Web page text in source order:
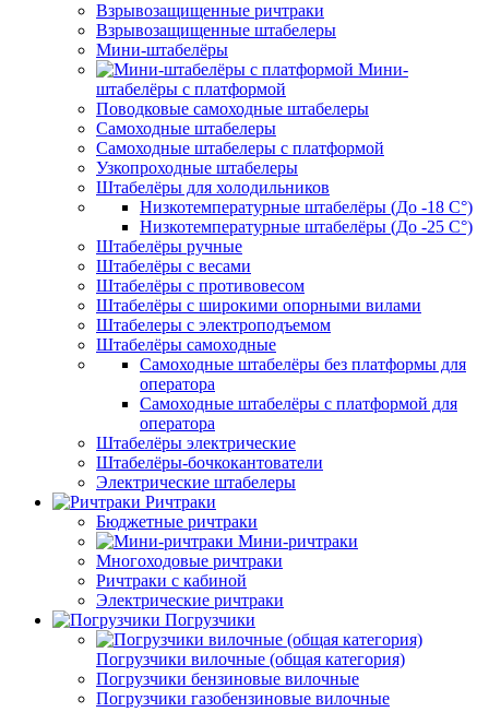
Взрывозащищенные ричтраки
Взрывозащищенные штабелеры
Мини-штабелёры
Мини-
штабелёры с платформой
Поводковые самоходные штабелеры
Самоходные штабелеры
Самоходные штабелеры с платформой
Узкопроходные штабелеры
Штабелёры для холодильников
Низкотемпературные штабелёры (До -18 C°)
Низкотемпературные штабелёры (До -25 C°)
Штабелёры ручные
Штабелёры с весами
Штабелёры с противовесом
Штабелёры с широкими опорными вилами
Штабелеры с электроподъемом
Штабелёры самоходные
Самоходные штабелёры без платформы для
оператора
Самоходные штабелёры с платформой для
оператора
Штабелёры электрические
Штабелёры-бочкокантователи
Электрические штабелеры
Ричтраки
Бюджетные ричтраки
Мини-ричтраки
Многоходовые ричтраки
Ричтраки с кабиной
Электрические ричтраки
Погрузчики
Погрузчики вилочные (общая категория)
Погрузчики бензиновые вилочные
Погрузчики газобензиновые вилочные